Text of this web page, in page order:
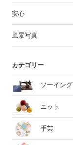
安心
風景写真
カテゴリー
ソーイング
ニット
手芸